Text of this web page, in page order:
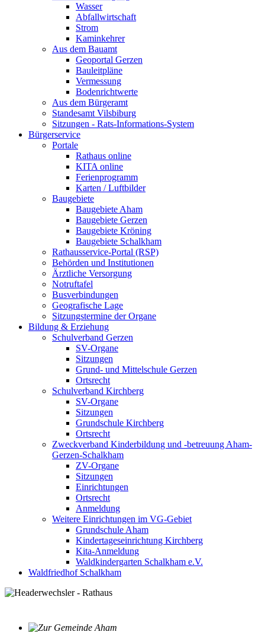
Wasser
Abfallwirtschaft
Strom
Kaminkehrer
Aus dem Bauamt
Geoportal Gerzen
Bauleitpläne
Vermessung
Bodenrichtwerte
Aus dem Bürgeramt
Standesamt Vilsbiburg
Sitzungen - Rats-Informations-System
Bürgerservice
Portale
Rathaus online
KITA online
Ferienprogramm
Karten / Luftbilder
Baugebiete
Baugebiete Aham
Baugebiete Gerzen
Baugebiete Kröning
Baugebiete Schalkham
Rathausservice-Portal (RSP)
Behörden und Institutionen
Ärztliche Versorgung
Notruftafel
Busverbindungen
Geografische Lage
Sitzungstermine der Organe
Bildung & Erziehung
Schulverband Gerzen
SV-Organe
Sitzungen
Grund- und Mittelschule Gerzen
Ortsrecht
Schulverband Kirchberg
SV-Organe
Sitzungen
Grundschule Kirchberg
Ortsrecht
Zweckverband Kinderbildung und -betreuung Aham-
Gerzen-Schalkham
ZV-Organe
Sitzungen
Einrichtungen
Ortsrecht
Anmeldung
Weitere Einrichtungen im VG-Gebiet
Grundschule Aham
Kindertageseinrichtung Kirchberg
Kita-Anmeldung
Waldkindergarten Schalkham e.V.
Waldfriedhof Schalkham